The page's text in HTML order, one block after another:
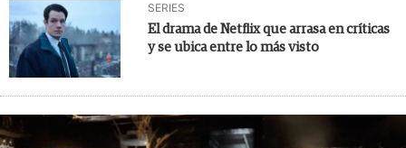
SERIES
El drama de Netflix que arrasa en críticas
y se ubica entre lo más visto